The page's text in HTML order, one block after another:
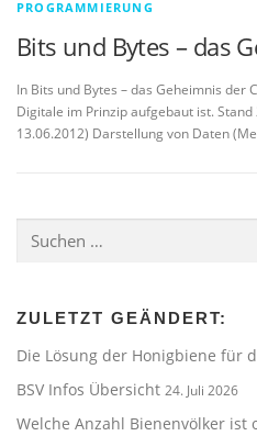
PROGRAMMIERUNG
Bits und Bytes – das
In Bits und Bytes – das Geheimnis der
Digitale im Prinzip aufgebaut ist.
13.06.2012) Darstellung von Daten
nach:
ZULETZT GEÄNDERT:
Die Lösung der Honigbiene für
BSV Infos Übersicht 24. Juli 2026
Welche Anzahl Bienenvölker ist